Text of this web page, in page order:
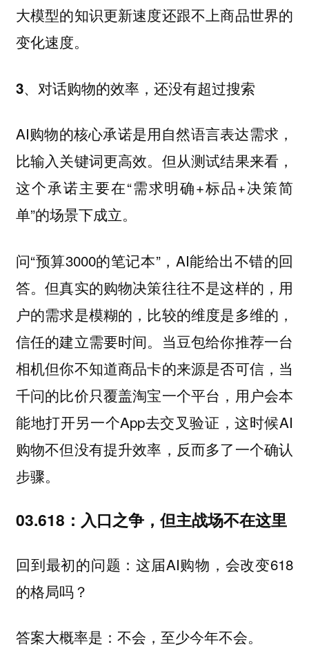
大模型的知识更新速度还跟不上商品世界的
变化速度。
3、对话购物的效率，还没有超过搜索
AI购物的核心承诺是用自然语言表达需求，
比输入关键词更高效。但从测试结果来看，
这个承诺主要在“需求明确+标品+决策简
单”的场景下成立。
问“预算3000的笔记本”，AI能给出不错的回
答。但真实的购物决策往往不是这样的，用
户的需求是模糊的，比较的维度是多维的，
信任的建立需要时间。当豆包给你推荐一台
相机但你不知道商品卡的来源是否可信，当
千问的比价只覆盖淘宝一个平台，用户会本
能地打开另一个App去交叉验证，这时候AI
购物不但没有提升效率，反而多了一个确认
步骤。
03.618：入口之争，但主战场不在这里
回到最初的问题：这届AI购物，会改变618
的格局吗？
答案大概率是：不会，至少今年不会。